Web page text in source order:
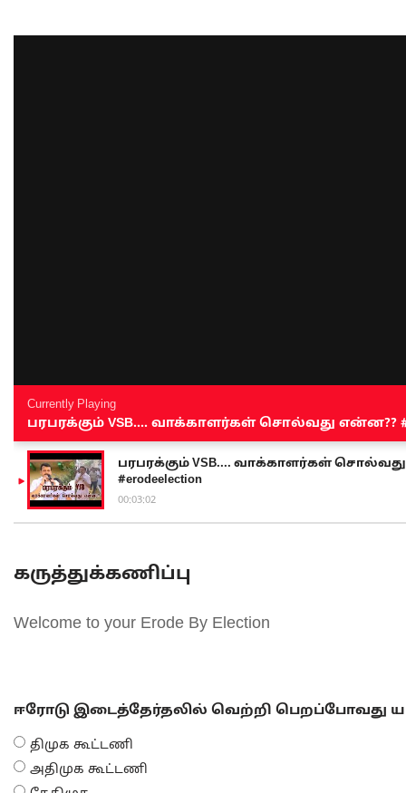
Currently Playing
பரபரக்கும் VSB.... வாக்காளர்கள் சொல்வது என்ன??
பரபரக்கும் VSB.... வாக்காளர்கள் சொல்வது
#erodeelection
00:03:02
கருத்துக்கணிப்பு
Welcome to your Erode By Election
ஈரோடு இடைத்தேர்தலில் வெற்றி பெறப்போவது
திமுக கூட்டணி
அதிமுக கூட்டணி